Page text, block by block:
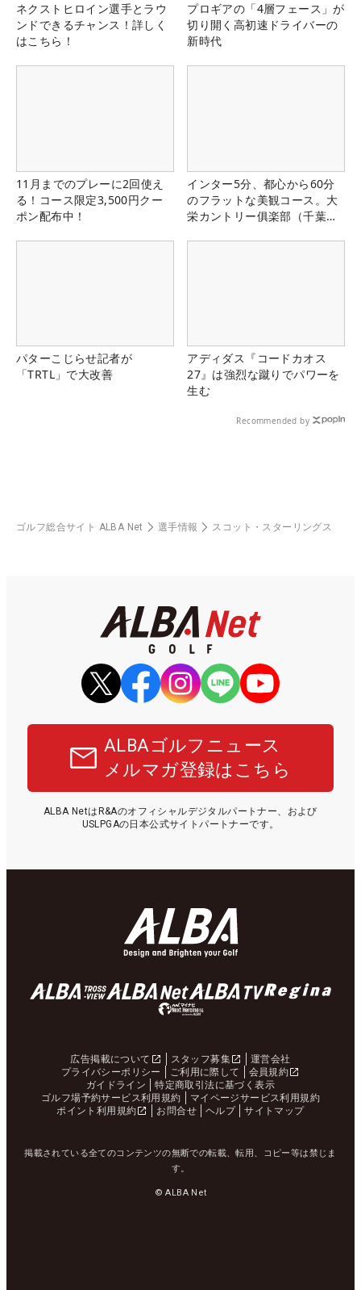
ネクストヒロイン選手とラウ
ンドできるチャンス！詳しく
はこちら！
プロギアの「4層フェース」が
切り開く高初速ドライバーの
新時代
11月までのプレーに2回使え
る！コース限定3,500円クー
ポン配布中！
インター5分、都心から60分
のフラットな美観コース。大
栄カントリー俱楽部（千葉
パターこじらせ記者が
「TRTL」で大改善
アディダス『コードカオス
27』は強烈な蹴りでパワーを
生む
Recommended by
ゴルフ総合サイト ALBA Net 選手情報 スコット・スターリングス
ALBAゴルフニュース
メルマガ登録はこちら
ALBA NetはR&Aのオフィシャルデジタルパートナー、および
USLPGAの日本公式サイトパートナーです。
広告掲載について スタッフ募集
運営会社
プライバシーポリシー
ご利用に際して
会員規約
ガイドライン
特定商取引法に基づく表示
ゴルフ場予約サービス利用規約
マイページサービス利用規約
ポイント利用規約
お問合せ ヘルプ サイトマップ
掲載されている全てのコンテンツの無断での転載、転用、コピー等は禁じま
す。
© ALBA Net